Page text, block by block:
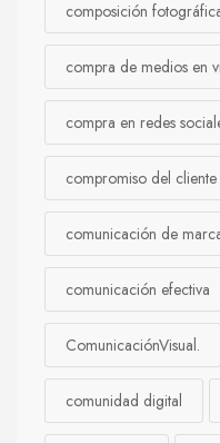
composición
compra de medios en
compra en redes
compromiso del cliente
comunicación de
comunicación efectiva
ComunicaciónVisual.
comunidad digital